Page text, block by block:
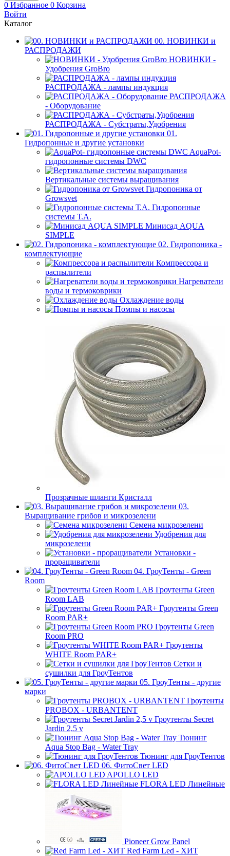
0 Избранное 0 Корзина
Войти
Каталог
00. НОВИНКИ и
РАСПРОДАЖИ
НОВИНКИ -
Удобрения GroBro
РАСПРОДАЖА - лампы индукция
РАСПРОДАЖА
- Оборудование
РАСПРОДАЖА - Субстраты,Удобрения
01.
Гидропонные и другие установки
AquaPot-
гидропонные системы DWC
Вертикальные системы выращивания
Гидропоника от
Growsvet
Гидропонные
системы Т.A.
Минисад AQUA
SIMPLE
02. Гидропоника -
комплектующие
Компрессора и
распылители
Нагреватели
воды и термоковрики
Охлаждение воды
Помпы и насосы
Прозрачные шланги Кристалл
03.
Выращивание грибов и микрозелени
Семена микрозелени
Удобрения для
микрозелени
Установки -
проращиватели
04. ГроуТенты - Green
Room
Гроутенты Green
Room LAB
Гроутенты Green
Room PAR+
Гроутенты Green
Room PRO
Гроутенты
WHITE Room PAR+
Сетки и
сушилки для ГроуТентов
05. ГроуТенты - другие
марки
Гроутенты
PROBOX - URBANTENT
Гроутенты Secret
Jardin 2,5 v
Тюнинг
Aqua Stop Bag - Water Tray
Тюнинг для ГроуТентов
06. ФитоСвет LED
APOLLO LED
FLORA LED Линейные
Pioneer Grow Panel
Red Farm Led - ХИТ